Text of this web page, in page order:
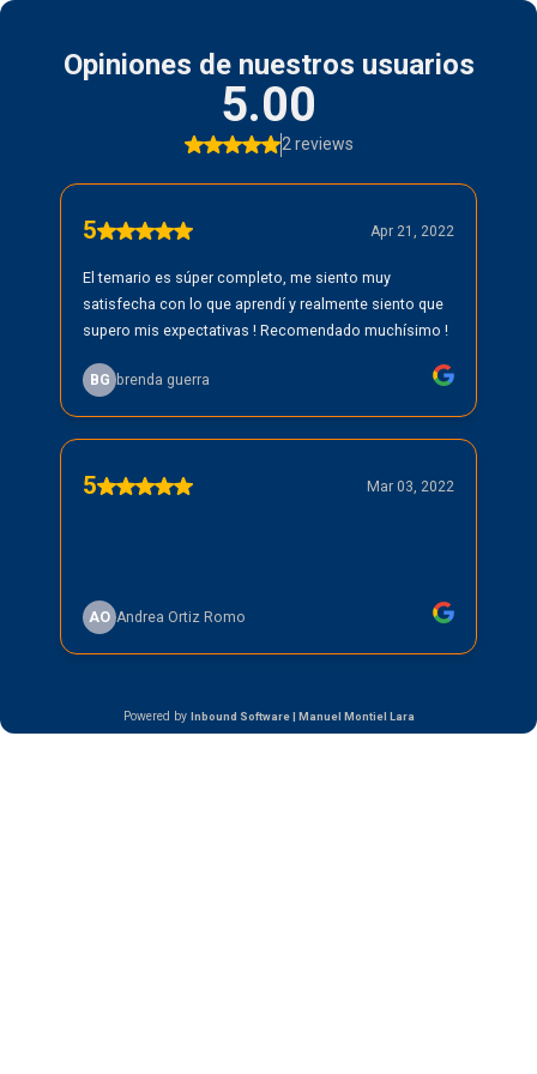
Opiniones de nuestros usuarios
5.00
2 reviews
5 Apr 21, 2022
El temario es súper completo, me siento muy
satisfecha con lo que aprendí y realmente siento que
supero mis expectativas ! Recomendado muchísimo !
BG brenda guerra
5 Mar 03, 2022
AO Andrea Ortiz Romo
Powered by Inbound Software | Manuel Montiel Lara